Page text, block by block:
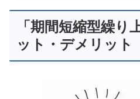
「期間短縮型繰り
ット・デメリット